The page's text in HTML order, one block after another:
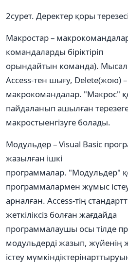
2сурет. Деректер қоры
Макростар –
командаларды біріктіріп
орындайтын команда).
Access-тен шығу, Delete(жою) –
макрокомандалар. "Макрос"
пайдаланып ашылған
макростыенгізуге болады.
Модульдер – Visual Basic
жазылған ішкі
программалар. "Модульдер"
программалармен жұмыс
арналған. Access-тің
жеткіліксіз болған жағдайда
программалаушы осы тілде
модульдерді жазып, жүйенің
істеу